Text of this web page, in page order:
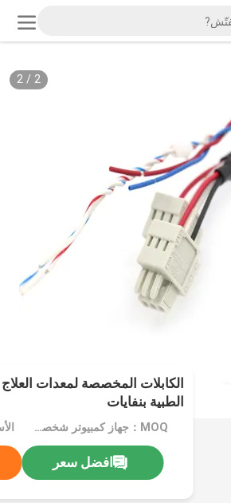
2
/
2
الكابلات المخصصة لمعدات
الطبية بنفايات
MOQ：جهاز كمبيوتر شخصى 1000
افضل سعر